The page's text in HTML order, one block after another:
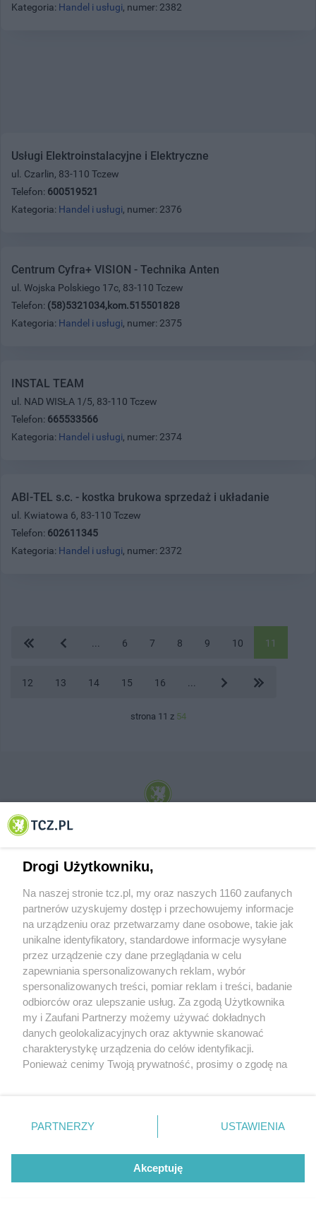
Kategoria: Handel i usługi, numer: 2382
Usługi Elektroinstalacyjne i Elektryczne
ul. Czarlin, 83-110 Tczew
Telefon: 600519521
Kategoria: Handel i usługi, numer: 2376
Centrum Cyfra+ VISION - Technika Anten
ul. Wojska Polskiego 17c, 83-110 Tczew
Telefon: (58)5321034,kom.515501828
Kategoria: Handel i usługi, numer: 2375
INSTAL TEAM
ul. NAD WISŁA 1/5, 83-110 Tczew
Telefon: 665533566
Kategoria: Handel i usługi, numer: 2374
ABI-TEL s.c. - kostka brukowa sprzedaż i układanie
ul. Kwiatowa 6, 83-110 Tczew
Telefon: 602611345
Kategoria: Handel i usługi, numer: 2372
6 7 8 9 10 11
12 13 14 15 16
strona 11 z 54
© 2001-2026 Tczew - TCZ.PL Sp. z o.o. Internetowy Serwis Informacyjny Miasta
O FIRMIE POLITYKA PRYWATNOŚCI HOSTING
REKLAMA WSPÓŁPRACA RSS FACEBOOK KONTAKT
Nasze serwisy
Aktualności
Tcz24
Historia miasta
Muzyka i kultura
Archiwum wydarzeń
Zdjęcia miasta
Drogi Użytkowniku,
Na naszej stronie tcz.pl, my oraz naszych 1160 zaufanych
partnerów uzyskujemy dostęp i przechowujemy informacje
na urządzeniu oraz przetwarzamy dane osobowe, takie jak
unikalne identyfikatory, standardowe informacje wysyłane
przez urządzenie czy dane przeglądania w celu
zapewniania spersonalizowanych reklam, wybór
spersonalizowanych treści, pomiar reklam i treści, badanie
odbiorców oraz ulepszanie usług. Za zgodą Użytkownika
my i Zaufani Partnerzy możemy używać dokładnych
danych geolokalizacyjnych oraz aktywnie skanować
charakterystykę urządzenia do celów identyfikacji.
Ponieważ cenimy Twoją prywatność, prosimy o zgodę na
znajdujący się w lewym dolnym rogu strony
. Niektóre
przetwarzaniu. Preferencje będą miały zastosowania tylko
PARTNERZY USTAWIENIA
Akceptuję